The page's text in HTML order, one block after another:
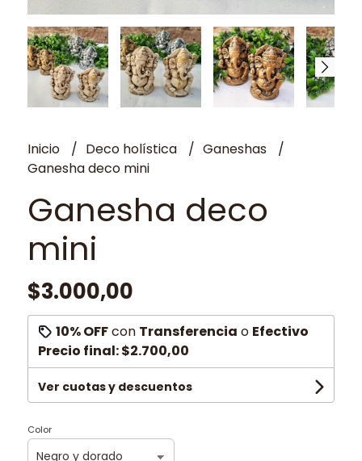
Inicio Deco holística
Ganeshas
Ganesha deco mini
Ganesha deco
mini
$3.000,00
10% OFFcon Transferencia o Efectivo
Precio final:$2.700,00
Ver cuotas y descuentos
Color